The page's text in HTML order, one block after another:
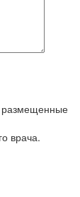
размещенные
врача.